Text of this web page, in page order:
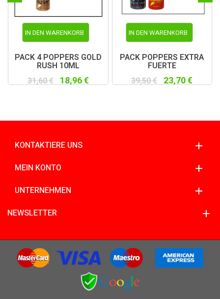
IN DEN WARENKORB
PACK 4 POPPERS GOLD
RUSH 10ML
31,60 € 18,96 €
IN DEN WARENKORB
PACK POPPERS EXTRA
FUERTE
39,50 € 23,70 €
KONTAKTIERE UNS
MEIN KONTO
UNTERNEHMEN
NEWSLETTER